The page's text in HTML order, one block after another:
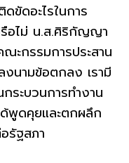
ขัดอะไรในการ
อไม่ น.ส.ศิริกัญญา
ะกรรมการประสาน
งนามข้อตกลง เรามี
ระบวนการทำงาน
ด้พูดคุยและตกผลึก
รัฐสภา